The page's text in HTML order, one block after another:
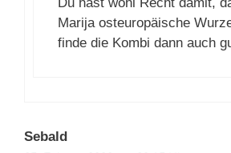
Marija osteuropäische
finde die Kombi dann auch
Sebald